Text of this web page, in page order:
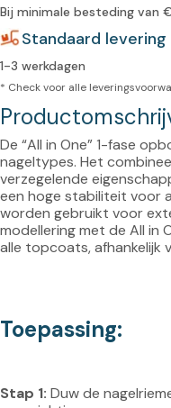
Bij minimale besteding van
Standaard levering
1-3 werkdagen
* Check voor alle
De “All in One” 1-fase
nageltypes. Het
verzegelende
een hoge stabiliteit voor
worden gebruikt voor
modellering met de All in
alle topcoats, afhankelijk
Toepassing:
Stap 1: Duw de